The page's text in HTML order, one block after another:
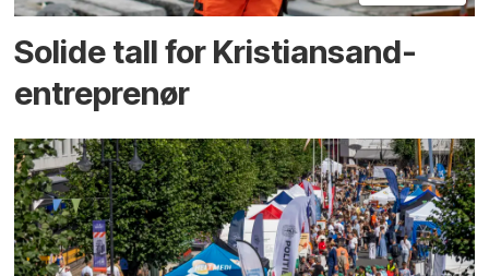
Solide tall for Kristiansand-
entreprenør